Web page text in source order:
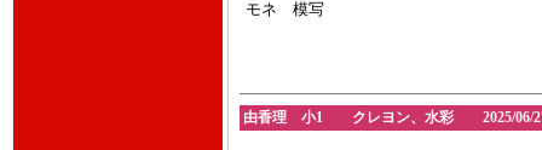
モネ 模写
由香理 小1 クレヨン、水彩 2025/06/